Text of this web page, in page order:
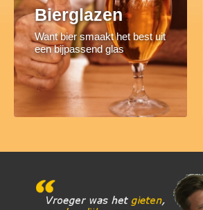
Bierglazen
Want bier smaakt het best uit
een bijpassend glas